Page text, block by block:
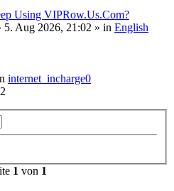
Using VIPRow.Us.Com?
5. Aug 2026, 21:02 » in English
internet_incharge0
1 von 1